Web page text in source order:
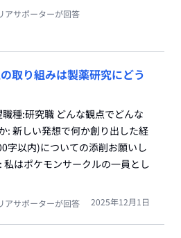
アサポーターが回答
取り組みは製薬研究にどう
種:研究職 どんな観点でどんな
: 新しい発想で何か創り出した経
字以内)についての添削お願いし
私はポケモンサークルの一員とし
アサポーターが回答 2025年12月1日